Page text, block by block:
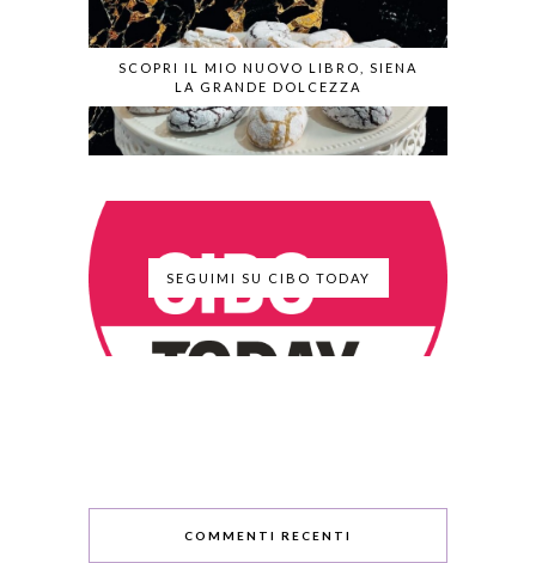
SCOPRI IL MIO NUOVO LIBRO, SIENA
LA GRANDE DOLCEZZA
SEGUIMI SU CIBO TODAY
COMMENTI RECENTI